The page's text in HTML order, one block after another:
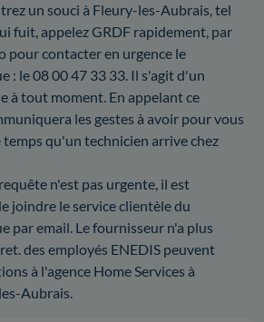
un souci à Fleury-les-Aubrais, tel
fuit, appelez GRDF rapidement, par
pour contacter en urgence le
: le 08 00 47 33 33. Il s'agit d'un
à tout moment. En appelant ce
les gestes à avoir pour vous
qu'un technicien arrive chez
n'est pas urgente, il est
joindre le service clientèle du
par email. Le fournisseur n'a plus
des employés ENEDIS peuvent
à l'agence Home Services à
Aubrais.